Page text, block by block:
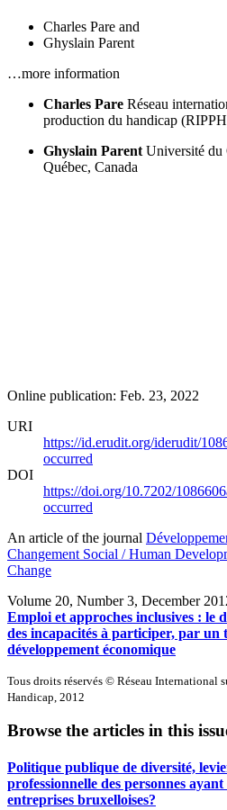
Charles Pare and
Ghyslain Parent
…more information
Charles Pare Réseau
production du handicap
Ghyslain Parent Université du
Québec, Canada
Online publication: Feb. 23, 2022
URI
https://id.erudit.org/iderudit/
occurred
DOI
https://doi.org/10.7202/
occurred
An article of the journal
Changement Social / Human
Change
Volume 20, Number 3, December
Emploi et approches inclusives : le
des incapacités à participer, par un
développement économique
Tous droits réservés © Réseau International
Handicap, 2012
Browse the articles in this
Politique publique de diversité,
professionnelle des personnes
entreprises bruxelloises?